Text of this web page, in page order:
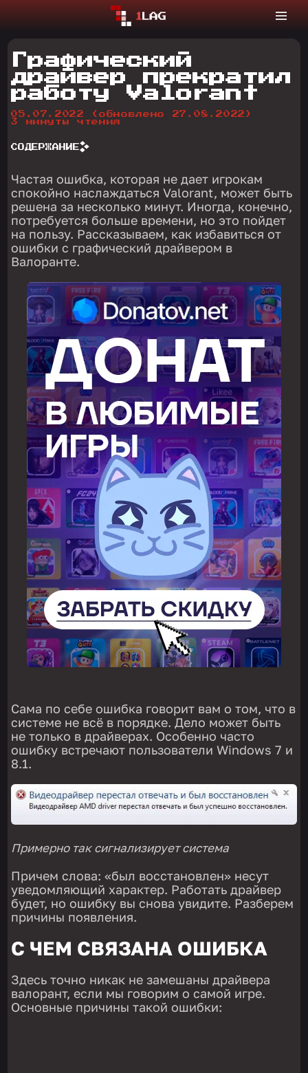
Графический
драйвер прекратил
работу Valorant
05.07.2022
(обновлено 27.08.2022)
3 минуты чтения
СОДЕРЖАНИЕ
Частая ошибка, которая не дает игрокам
спокойно наслаждаться Valorant, может быть
решена за несколько минут. Иногда, конечно,
потребуется больше времени, но это пойдет
на пользу. Рассказываем, как избавиться от
ошибки с графический драйвером в
Валоранте.
Сама по себе ошибка говорит вам о том, что в
системе не всё в порядке. Дело может быть
не только в драйверах. Особенно часто
ошибку встречают пользователи Windows 7 и
8.1.
Примерно так сигнализирует система
Причем слова: «был восстановлен» несут
уведомляющий характер. Работать драйвер
будет, но ошибку вы снова увидите. Разберем
причины появления.
С ЧЕМ СВЯЗАНА ОШИБКА
Здесь точно никак не замешаны драйвера
валорант, если мы говорим о самой игре.
Основные причины такой ошибки: